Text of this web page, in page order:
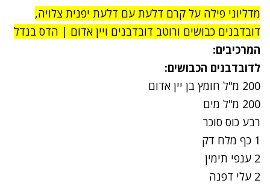
מדליוני פילה על קרם דלעת עם דלעת יפנית צלויה,
דובדבנים כבושים ורוטב דובדבנים ויין אדום | הדס בנדל
המרכיבים:
לדובדבנים הכבושים:
200 מ"ל חומץ בן יין אדום
200 מ"ל מים
רבע כוס סוכר
1 כף מלח דק
2 ענפי תימין
2 עלי דפנה